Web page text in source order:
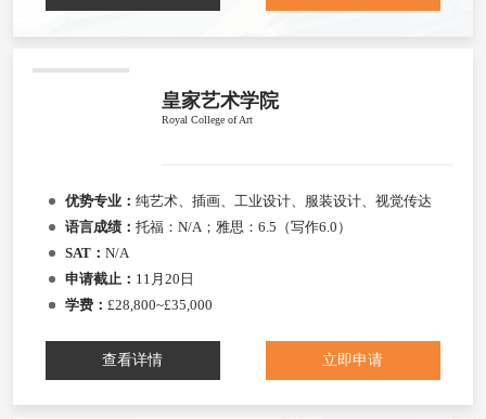
皇家艺术学院
Royal College of Art
优势专业： 纯艺术、插画、工业设计、服装设计、视觉传达
语言成绩： 托福：N/A；雅思：6.5（写作6.0）
SAT： N/A
申请截止： 11月20日
学费： £28,800~£35,000
查看详情 立即申请